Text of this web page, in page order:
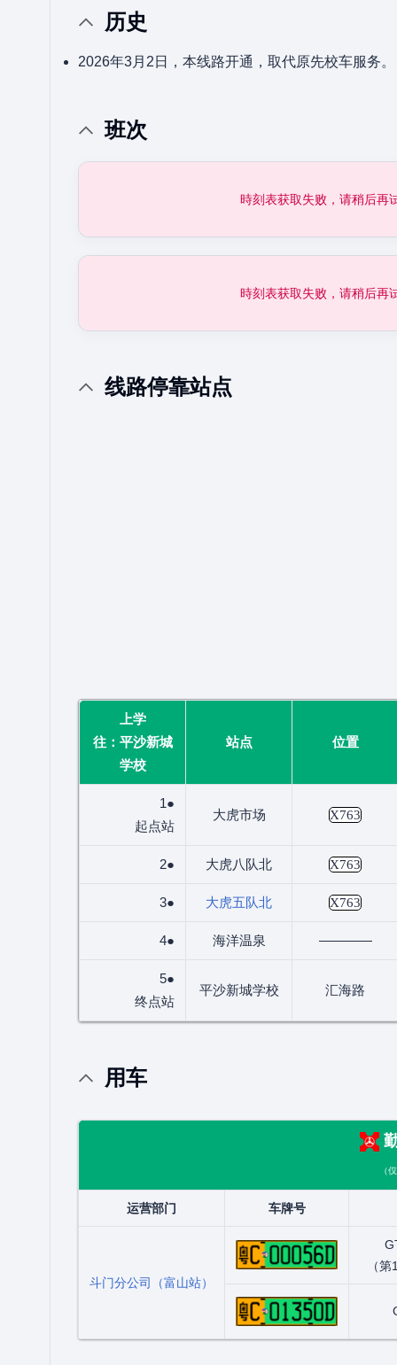
历史
2026年3月2日，本线路开通，取代原先校车服务。
班次
時刻表获取失败，请稍后再
時刻表获取失败，请稍后再
线路停靠站点
上学
往：平沙新城
学校
站点 位置
1●
起点站
大虎市场 X763
2● 大虎八队北 X763
3● 大虎五队北 X763
4● 海洋温泉 ————
5●
终点站
平沙新城学校 汇海路
用车
（
运营部门 车牌号
斗门分公司（富山站）
粤
（
粤